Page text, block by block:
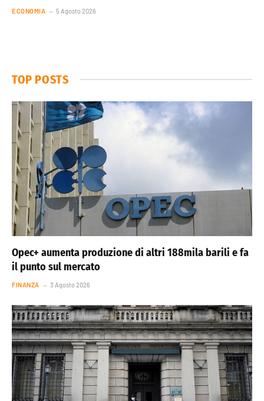
ECONOMIA 5 Agosto 2026
TOP POSTS
Opec+ aumenta produzione di altri 188mila barili e fa
il punto sul mercato
FINANZA 3 Agosto 2026